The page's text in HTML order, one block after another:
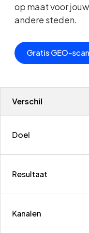
Verschil
Doel
Resultaat
Kanalen
op maat voor
andere steden.
Gratis GEO-